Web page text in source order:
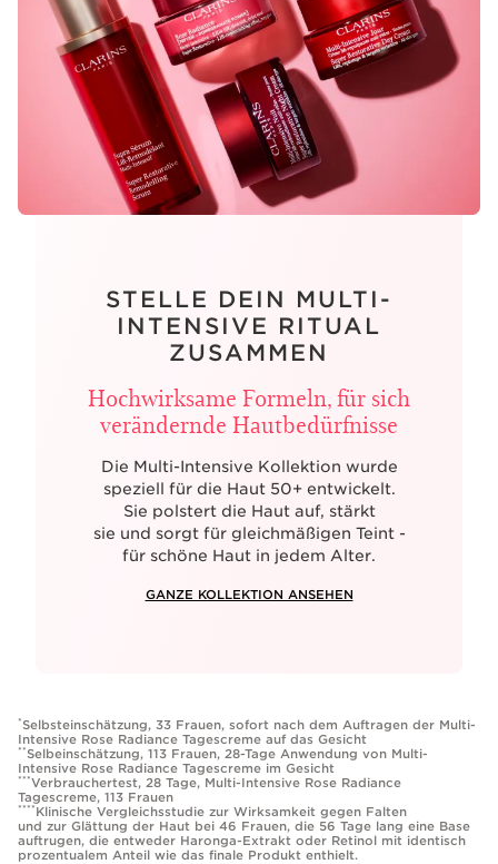
STELLE DEIN MULTI-
INTENSIVE RITUAL
ZUSAMMEN
Hochwirksame Formeln, für sich
verändernde Hautbedürfnisse
Die Multi-Intensive Kollektion wurde
speziell für die Haut 50+ entwickelt.
Sie polstert die Haut auf, stärkt
sie und sorgt für gleichmäßigen Teint -
für schöne Haut in jedem Alter.
GANZE KOLLEKTION ANSEHEN
*Selbsteinschätzung, 33 Frauen, sofort nach dem Auftragen der Multi-
Intensive Rose Radiance Tagescreme auf das Gesicht
**Selbeinschätzung, 113 Frauen, 28-Tage Anwendung von Multi-
Intensive Rose Radiance Tagescreme im Gesicht
***Verbrauchertest, 28 Tage, Multi-Intensive Rose Radiance
Tagescreme, 113 Frauen
**** Klinische Vergleichsstudie zur Wirksamkeit gegen Falten
und zur Glättung der Haut bei 46 Frauen, die 56 Tage lang eine Base
auftrugen, die entweder Haronga-Extrakt oder Retinol mit identisch
prozentualem Anteil wie das finale Produkt enthielt.